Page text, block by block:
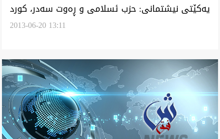
يه‌كێتی نيشتمانی: حزب ئسلامی و ڕه‌وت سه‌در، كورد
له‌ سه‌رۆكايه‌تی پارێزگای دياله‌ بيبه‌ش كردن2013-06-20 13:11